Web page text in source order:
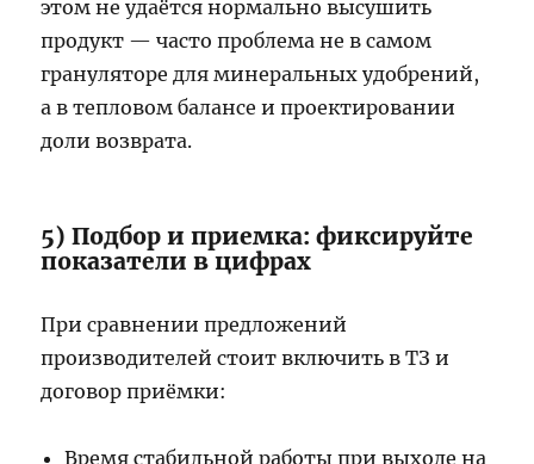
этом не удаётся нормально высушить
продукт — часто проблема не в самом
грануляторе для минеральных удобрений,
а в тепловом балансе и проектировании
доли возврата.
5) Подбор и приемка: фиксируйте
показатели в цифрах
При сравнении предложений
производителей стоит включить в ТЗ и
договор приёмки:
Время стабильной работы при выходе на